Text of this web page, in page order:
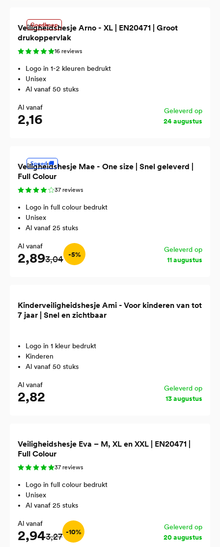
Goedkoop
Veiligheidshesje Arno - XL | EN20471 | Groot
drukoppervlak
16 reviews
Logo in 1-2 kleuren bedrukt
Unisex
Al vanaf 50 stuks
Al vanaf
2,16
Geleverd op
24 augustus
Spoed 🚚
Veiligheidshesje Mae - One size | Snel geleverd |
Full Colour
37 reviews
Logo in full colour bedrukt
Unisex
Al vanaf 25 stuks
Al vanaf
2,893,04 -5%
Geleverd op
11 augustus
Kinderveiligheidshesje Ami - Voor kinderen van tot
7 jaar | Snel en zichtbaar
Logo in 1 kleur bedrukt
Kinderen
Al vanaf 50 stuks
Al vanaf
2,82
Geleverd op
13 augustus
Veiligheidshesje Eva – M, XL en XXL | EN20471 |
Full Colour
37 reviews
Logo in full colour bedrukt
Unisex
Al vanaf 25 stuks
Al vanaf
2,943,27 -10%
Geleverd op
20 augustus